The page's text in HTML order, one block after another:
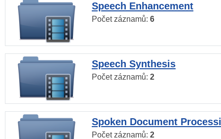
Speech Enhancement
Počet záznamů: 6
Speech Synthesis
Počet záznamů: 2
Spoken Document
Počet záznamů: 2